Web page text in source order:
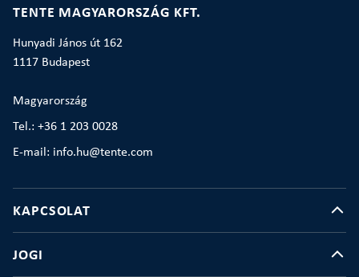
TENTE MAGYARORSZÁG KFT.
Hunyadi János út 162
1117 Budapest
Magyarország
Tel.: +36 1 203 0028
E-mail: info.hu@tente.com
KAPCSOLAT
JOGI